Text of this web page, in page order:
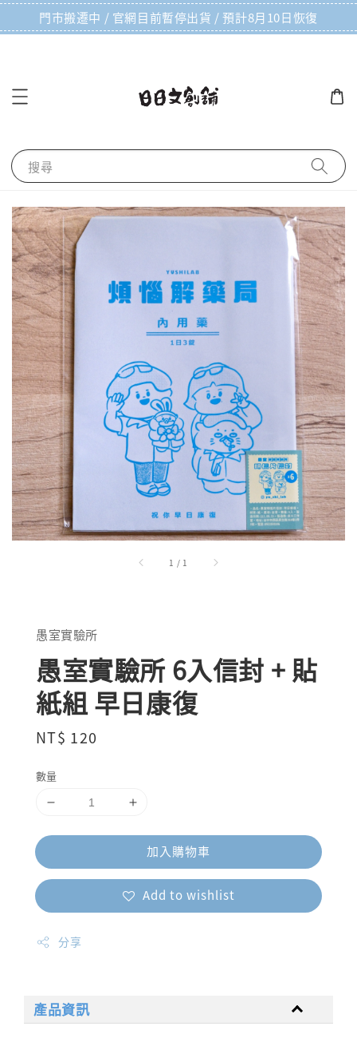
門市搬遷中 / 官網目前暫停出貨 / 預計8月10日恢復
搜尋
1 / 1
愚室實驗所
愚室實驗所 6入信封 + 貼
紙組 早日康復
Regular
NT$ 120
數量
加入購物車
Add to wishlist
分享
產品資訊